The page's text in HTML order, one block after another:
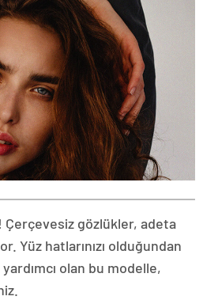
Çerçevesiz gözlükler, adeta
Yüz hatlarınızı olduğundan
olan bu modelle,